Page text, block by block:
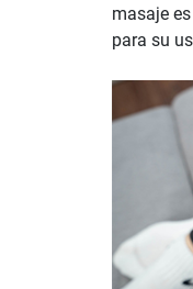
masaje
para su